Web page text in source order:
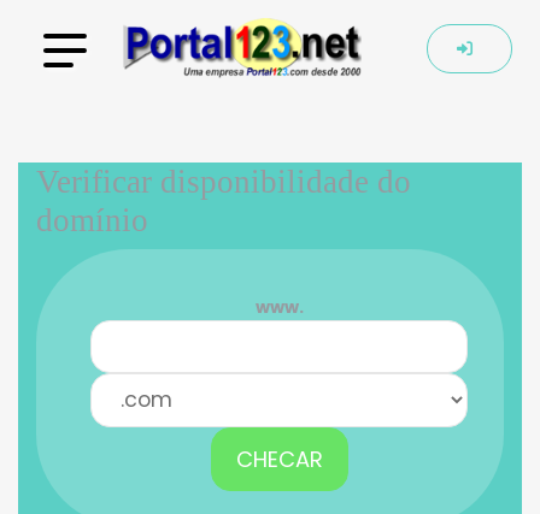
Verificar disponibilidade do
domínio
www.